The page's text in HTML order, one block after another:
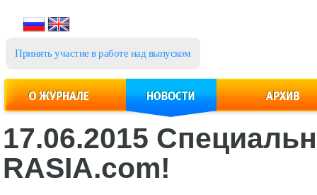
Принять участие в работе над выпуском
17.06.2015
RASIA.com!